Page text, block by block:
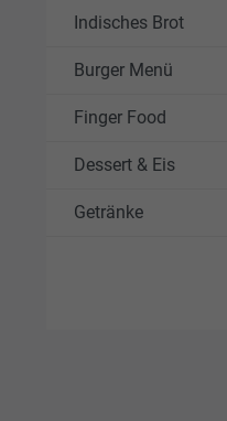
Indisches Brot
Burger Menü
Finger Food
Dessert & Eis
Getränke